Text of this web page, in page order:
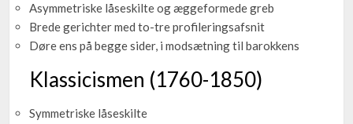
Asymmetriske låseskilte og æggeformede greb
Brede gerichter med to-tre profileringsafsnit
Døre ens på begge sider, i modsætning til barokkens
Klassicismen (1760-1850)
Symmetriske låseskilte